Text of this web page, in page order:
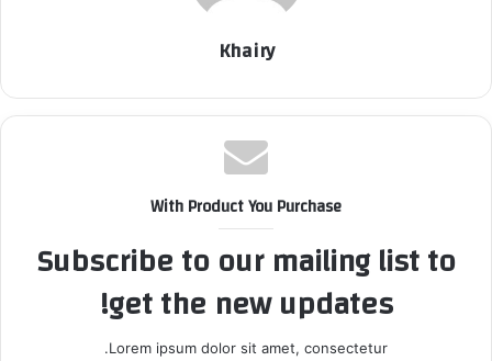
Khairy
With Product You Purchase
Subscribe to our mailing list to
get the new updates!
Lorem ipsum dolor sit amet, consectetur.